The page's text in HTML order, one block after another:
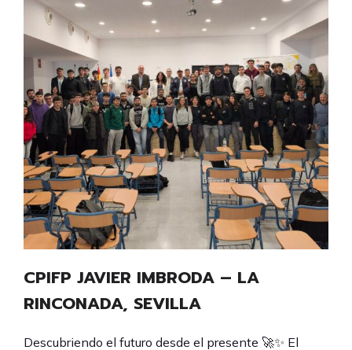
CPIFP JAVIER IMBRODA – LA
RINCONADA, SEVILLA
Descubriendo el futuro desde el presente 🚀✨ El